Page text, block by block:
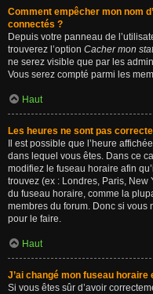
Comment empêcher mon nom
connectés ?
Depuis votre panneau de
trouverez l’option Cacher mon
ne serez visible que par les
Vous serez compté parmi les
Haut
Les heures ne sont pas
Il est possible que l’heure
dans lequel vous êtes. Dans ce
modifiez le fuseau horaire afin
trouvez (ex : Londres, Paris, New
du fuseau horaire, comme la
membres du forum. Donc si vous
pour le faire.
Haut
J’ai changé mon fuseau
Si vous êtes sûr d’avoir